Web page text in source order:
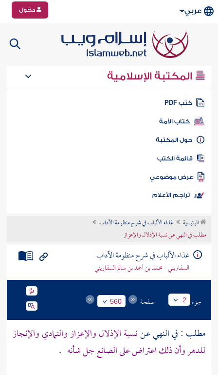
عربي دخول
المكتبة الإسلامية
كتب PDF
كتاب الأمة
المكتبة
الكتب
موضوعي
تراجم الأعلام
الرئيسية
غذاء الألباب في شرح منظومة الآداب
مطلب في النهي عن نسبة الإذلال والإعزاز
غذاء الألباب في شرح منظومة الآداب
السفاريني - محمد بن أحمد بن سالم السفاريني
جزء 2 صفحة 560
مطلب : في النهي عننسبة الإذلال والإعزاز والتمادي والإنجاز
للدهر وأن ذلك اعتراض على الصانع جل شأنه .